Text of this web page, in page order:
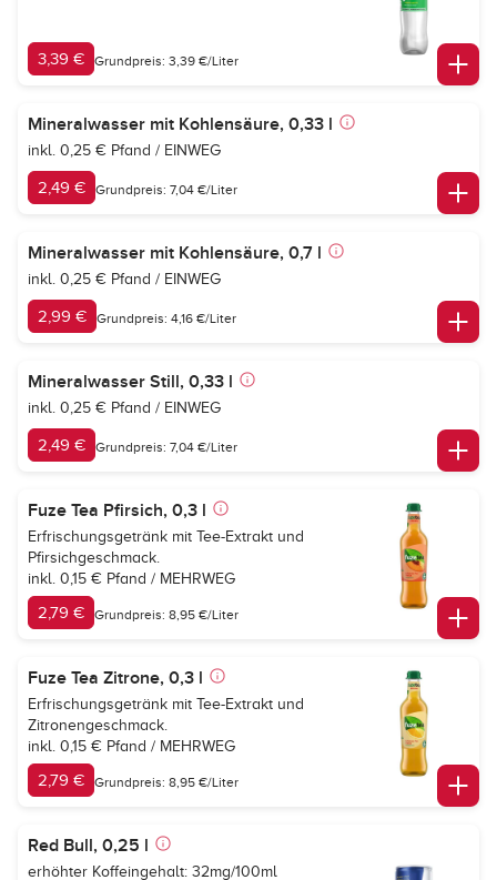
3,39 € Grundpreis: 3,39 €/Liter
Mineralwasser mit Kohlensäure, 0,33 l
inkl. 0,25 € Pfand / EINWEG
2,49 € Grundpreis: 7,04 €/Liter
Mineralwasser mit Kohlensäure, 0,7 l
inkl. 0,25 € Pfand / EINWEG
2,99 € Grundpreis: 4,16 €/Liter
Mineralwasser Still, 0,33 l
inkl. 0,25 € Pfand / EINWEG
2,49 € Grundpreis: 7,04 €/Liter
Fuze Tea Pfirsich, 0,3 l
Erfrischungsgetränk mit Tee-Extrakt und
Pfirsichgeschmack.
inkl. 0,15 € Pfand / MEHRWEG
2,79 € Grundpreis: 8,95 €/Liter
Fuze Tea Zitrone, 0,3 l
Erfrischungsgetränk mit Tee-Extrakt und
Zitronengeschmack.
inkl. 0,15 € Pfand / MEHRWEG
2,79 € Grundpreis: 8,95 €/Liter
Red Bull, 0,25 l
erhöhter Koffeingehalt: 32mg/100ml